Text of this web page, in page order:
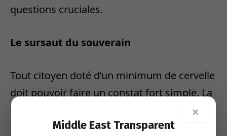
questions cruciales.
Le sursaut du souverain
Tout citoyen doté d’un minimum de cervelle
doit pouvoir faire un constat fort simple. La
décomposition avancée du Liban a pour
cause principale l’existence d’armes
×
Middle East Transparent